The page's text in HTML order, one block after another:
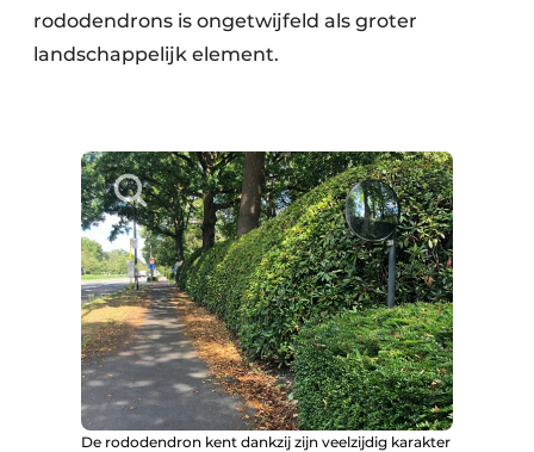
rododendrons is ongetwijfeld als groter
landschappelijk element.
De rododendron kent dankzij zijn veelzijdig karakter